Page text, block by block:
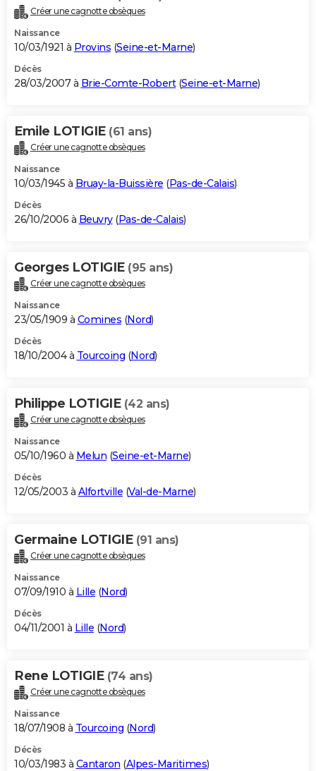
Créer une cagnotte obsèques
Naissance
10/03/1921 à Provins (Seine-et-Marne)
Décès
28/03/2007 à Brie-Comte-Robert(Seine-et-Marne)
Emile LOTIGIE (61 ans)
Créer une cagnotte obsèques
Naissance
10/03/1945 à Bruay-la-Buissière (Pas-de-Calais)
Décès
26/10/2006 à Beuvry(Pas-de-Calais)
Georges LOTIGIE (95 ans)
Créer une cagnotte obsèques
Naissance
23/05/1909 à Comines (Nord)
Décès
18/10/2004 à Tourcoing (Nord)
Philippe LOTIGIE (42 ans)
Créer une cagnotte obsèques
Naissance
05/10/1960 à Melun (Seine-et-Marne)
Décès
12/05/2003 à Alfortville (Val-de-Marne)
Germaine LOTIGIE (91 ans)
Créer une cagnotte obsèques
Naissance
07/09/1910 à Lille (Nord)
Décès
04/11/2001 à Lille (Nord)
Rene LOTIGIE (74 ans)
Créer une cagnotte obsèques
Naissance
18/07/1908 à Tourcoing (Nord)
Décès
10/03/1983 à Cantaron (Alpes-Maritimes)